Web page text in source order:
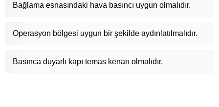
Bağlama esnasındaki hava basıncı uygun olmalıdır.
Operasyon bölgesi uygun bir şekilde aydınlatılmalıdır.
Basınca duyarlı kapı temas kenarı olmalıdır.